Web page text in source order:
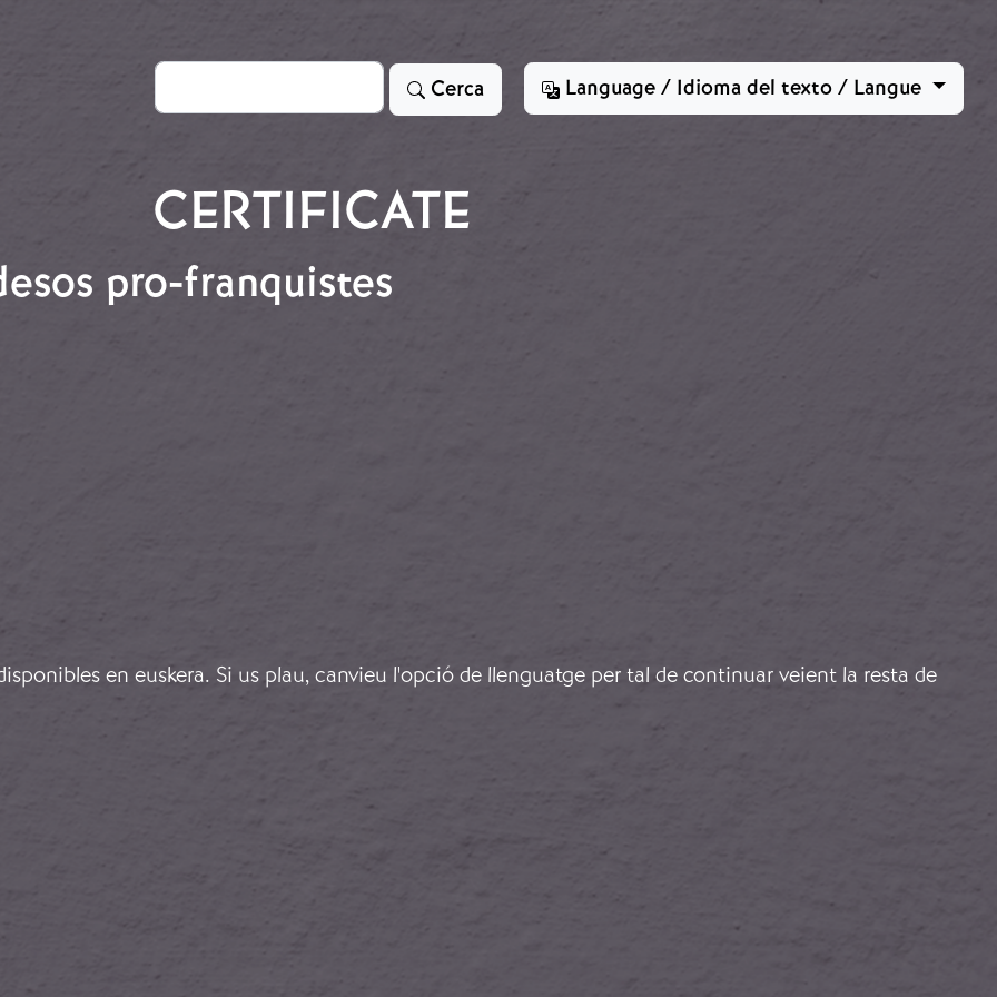
Cerca Cerca Language / Idioma del texto / Langue
CERTIFICATE
pro-franquistes
pro-franquistes
en euskera. Si us plau, canvieu l'opció de llenguatge per tal de continuar veient la resta de